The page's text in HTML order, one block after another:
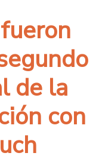
de la
con